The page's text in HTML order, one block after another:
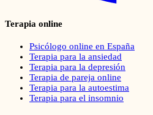
Terapia online
Psicólogo online en España
Terapia para la ansiedad
Terapia para la depresión
Terapia de pareja online
Terapia para la autoestima
Terapia para el insomnio